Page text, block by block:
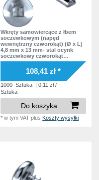
Wkręty samowiercące z łbem
soczewkowym (napęd
wewnętrzny czworokąt) (Ø x L)
4,8 mm x 13 mm- stal ocynk
soczewkowy czworokąt
wewnątrz Podkładka bez
podkładki DIN7504 SQ Norma
zakładowa108,41 zł *
1000 Sztuka | 0,11 zł /
Sztuka
Do koszyka
*w tym VAT plusKoszty wysyłki